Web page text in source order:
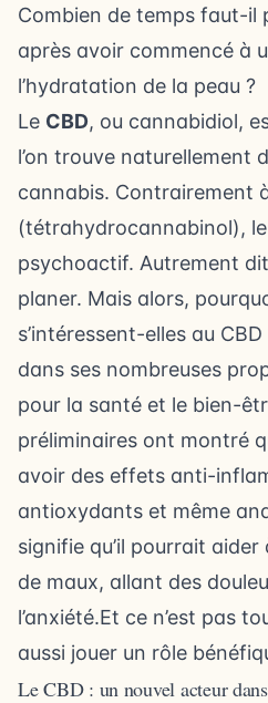
Combien de temps faut-il
après avoir commencé à
l’hydratation de la peau ?
Le CBD, ou cannabidiol,
l’on trouve naturellement
cannabis. Contrairement
(tétrahydrocannabinol), le
psychoactif. Autrement
planer. Mais alors,
s’intéressent-elles au
dans ses nombreuses
pour la santé et le bien-
préliminaires ont montré
avoir des effets anti-
antioxydants et même
signifie qu’il pourrait
de maux, allant des
l’anxiété.Et ce n’est pas
aussi jouer un rôle
Le CBD : un nouvel acteur